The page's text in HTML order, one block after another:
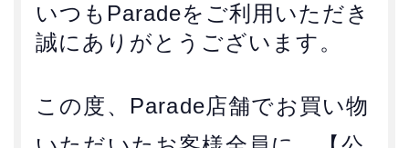
いつもParadeをご利用いただき
誠にありがとうございます。
この度、Parade店舗でお買い物